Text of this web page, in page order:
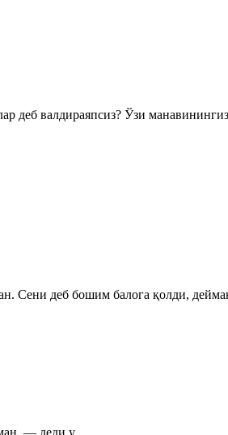
валдираяпсиз? Ўзи
Сени деб бошим балога қолди,
— деди у.